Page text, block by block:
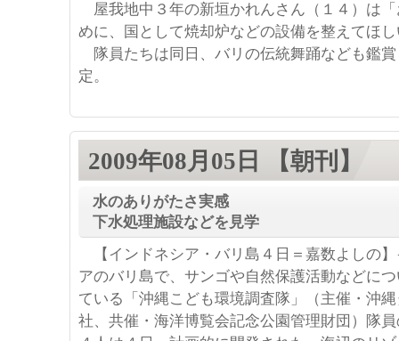
屋我地中３年の新垣かれんさん（１４）は
めに、国として焼却炉などの設備を整えてほ
隊員たちは同日、バリの伝統舞踊なども鑑
定。
2009年08月05日 【朝刊】
水のありがたさ実感
下水処理施設などを見学
【インドネシア・バリ島４日＝嘉数よしの】
アのバリ島で、サンゴや自然保護活動などに
ている「沖縄こども環境調査隊」（主催・沖
社、共催・海洋博覧会記念公園管理財団）隊